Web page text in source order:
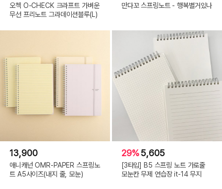
오첵 O-CHECK 크라프트 가벼운
무선 프리노트 그라데이션블루(L)
만다꼬 스프링노트 - 행복별거있나
13,900
애니캐넌 OMR-PAPER 스프링노
트 A5사이즈(내지 줄, 모눈)
29%5,605
[3타입] B5 스프링 노트 가로줄
모눈칸 무제 연습장 it-14 무지